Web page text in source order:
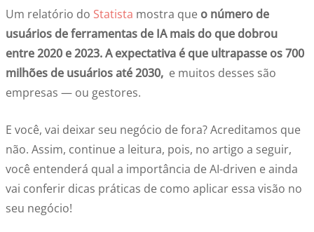
Um relatório do Statista mostra que o número de
usuários de ferramentas de IA mais do que dobrou
entre 2020 e 2023. A expectativa é que ultrapasse os 700
milhões de usuários até 2030, e muitos desses são
empresas — ou gestores.
E você, vai deixar seu negócio de fora? Acreditamos que
não. Assim, continue a leitura, pois, no artigo a seguir,
você entenderá qual a importância de AI-driven e ainda
vai conferir dicas práticas de como aplicar essa visão no
seu negócio!